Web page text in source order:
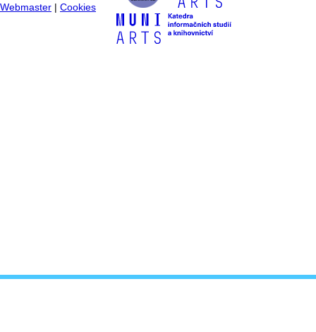
Webmaster
Cookies